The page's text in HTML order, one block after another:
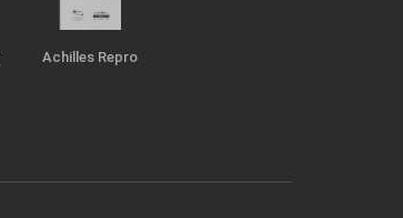
Achilles Repro